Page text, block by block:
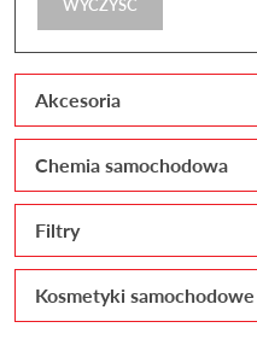
Akcesoria
Chemia samochodowa
Filtry
Kosmetyki samochodowe